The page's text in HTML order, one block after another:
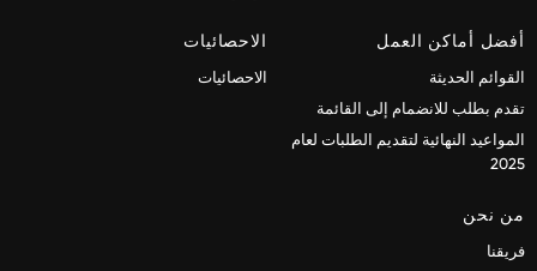
أفضل أماكن العمل
القوائم الحديثة
تقدم بطلب للانضمام إلى القائمة
المواعيد النهائية لتقديم الطلبات لعام
2025
الاحصائيات
الاحصائيات
من نحن
فريقنا